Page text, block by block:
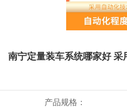
南宁定量装车系统哪家好 采
产品规格：